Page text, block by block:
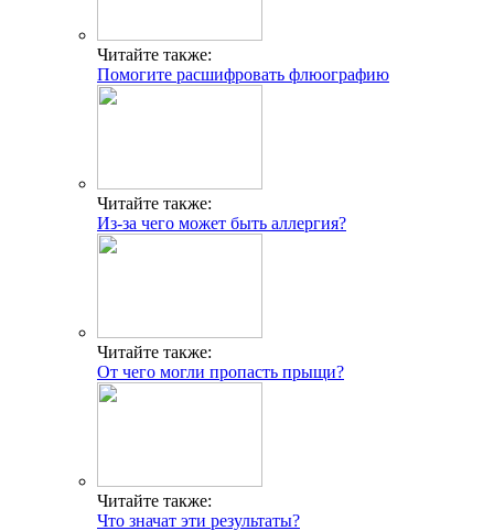
Читайте также:
Помогите расшифровать флюографию
Читайте также:
Из-за чего может быть аллергия?
Читайте также:
От чего могли пропасть прыщи?
Читайте также:
Что значат эти результаты?